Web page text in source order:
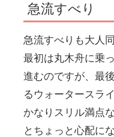
急流すべり
急流すべりも大人
最初は丸木舟に乗
進むのですが、最
るウォータースラ
かなりスリル満点
とちょっと心配に